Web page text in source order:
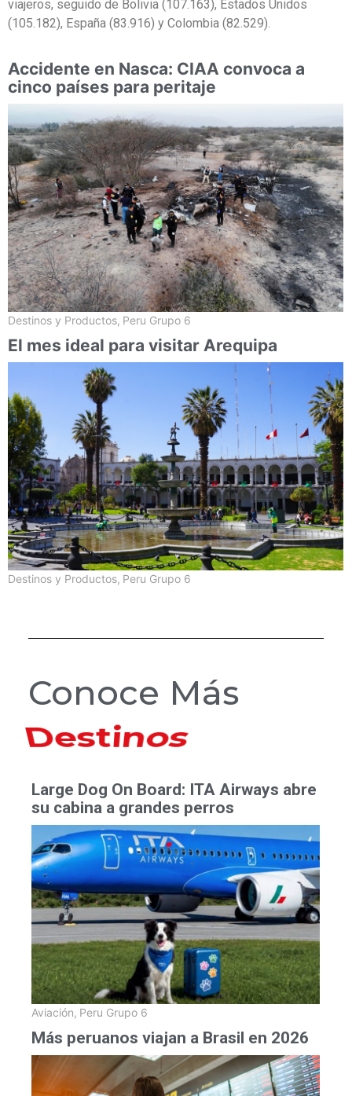
viajeros, seguido de Bolivia (107.163), Estados Unidos
(105.182), España (83.916) y Colombia (82.529).
Accidente en Nasca: CIAA convoca a
cinco países para peritaje
Destinos y Productos, Peru Grupo 6
El mes ideal para visitar Arequipa
Destinos y Productos, Peru Grupo 6
Conoce Más
Hoteles
Large Dog On Board: ITA Airways abre
su cabina a grandes perros
Aviación, Peru Grupo 6
Más peruanos viajan a Brasil en 2026